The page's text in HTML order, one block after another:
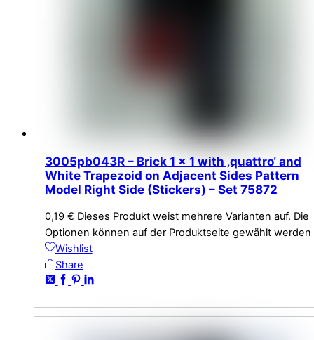
3005pb043R – Brick 1 x 1 with ‚quattro‘ and
White Trapezoid on Adjacent Sides Pattern
Model Right Side (Stickers) – Set 75872
0,19 € Dieses Produkt weist mehrere Varianten auf. Die
Optionen können auf der Produktseite gewählt werden
Wishlist
Share